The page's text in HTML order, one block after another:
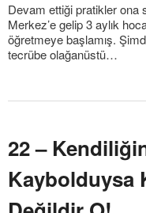
Devam ettiği pratikler ona
Merkez’e gelip 3 aylık
öğretmeye başlamış.
tecrübe olağanüstü…
22 –
Kaybolduysa